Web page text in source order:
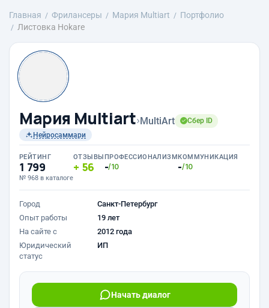
Главная Фрилансеры Мария Multiart
Портфолио
Листовка Hokare
Мария Multiart›MultiArt
Сбер ID
Нейросаммари
РЕЙТИНГ
1 799
№ 968 в каталоге
ОТЗЫВЫ
56
ПРОФЕССИОНАЛИЗМ
-/10
КОММУНИКАЦИЯ
-/10
Город
Санкт-Петербург
Опыт работы
19 лет
На сайте с
2012 года
Юридический
статус
ИП
Начать диалог